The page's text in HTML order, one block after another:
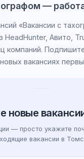
—
«Вакансии с
HeadHunter, Авито,
компаний.
вакансиях
новые
— просто укажите
вакансии в